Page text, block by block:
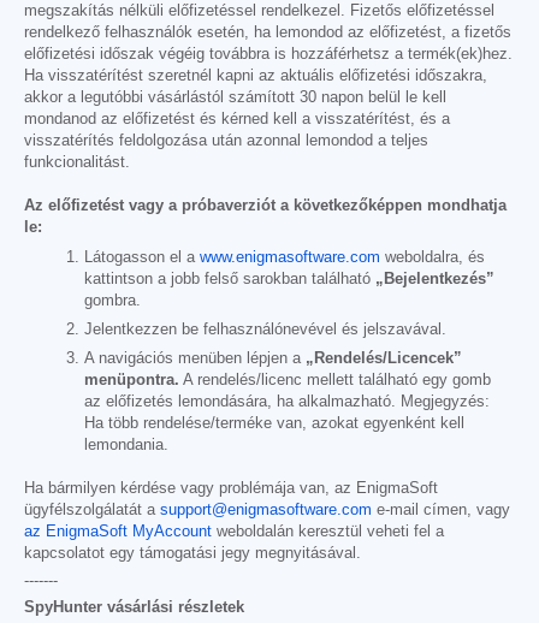
megszakítás nélküli előfizetéssel rendelkezel. Fizetős előfizetéssel
rendelkező felhasználók esetén, ha lemondod az előfizetést, a fizetős
előfizetési időszak végéig továbbra is hozzáférhetsz a termék(ek)hez.
Ha visszatérítést szeretnél kapni az aktuális előfizetési időszakra,
akkor a legutóbbi vásárlástól számított 30 napon belül le kell
mondanod az előfizetést és kérned kell a visszatérítést, és a
visszatérítés feldolgozása után azonnal lemondod a teljes
funkcionalitást.
Az előfizetést vagy a próbaverziót a következőképpen mondhatja
le:
Látogasson el a www.enigmasoftware.com weboldalra, és
kattintson a jobb felső sarokban található „Bejelentkezés”
gombra.
Jelentkezzen be felhasználónevével és jelszavával.
A navigációs menüben lépjen a „Rendelés/Licencek”
menüpontra. A rendelés/licenc mellett található egy gomb
az előfizetés lemondására, ha alkalmazható. Megjegyzés:
Ha több rendelése/terméke van, azokat egyenként kell
lemondania.
Ha bármilyen kérdése vagy problémája van, az EnigmaSoft
ügyfélszolgálatát a support@enigmasoftware.com e-mail címen, vagy
az EnigmaSoft MyAccount weboldalán keresztül veheti fel a
kapcsolatot egy támogatási jegy megnyitásával.
-------
SpyHunter vásárlási részletek